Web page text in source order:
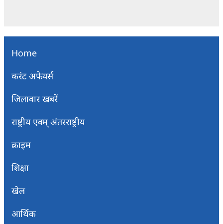
Home
करंट अफेयर्स
जिलावार खबरें
राष्ट्रीय एवम् अंतरराष्ट्रीय
क्राइम
शिक्षा
खेल
आर्थिक